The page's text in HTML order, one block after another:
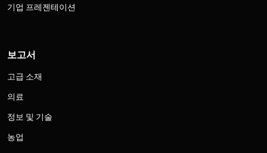
기업 프레젠테이션
보고서
고급 소재
의료
정보 및 기술
농업